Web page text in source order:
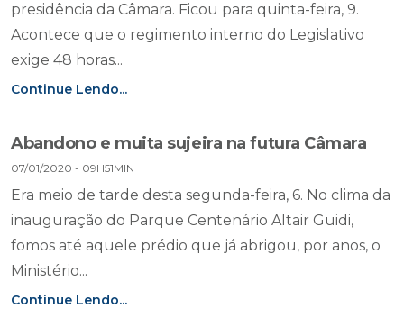
presidência da Câmara. Ficou para quinta-feira, 9.
Acontece que o regimento interno do Legislativo
exige 48 horas...
Continue Lendo...
Abandono e muita sujeira na futura Câmara
07/01/2020 - 09H51MIN
Era meio de tarde desta segunda-feira, 6. No clima da
inauguração do Parque Centenário Altair Guidi,
fomos até aquele prédio que já abrigou, por anos, o
Ministério...
Continue Lendo...